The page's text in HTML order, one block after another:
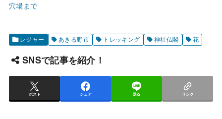
穴場まで
レジャー あきる野市 トレッキング 神社仏閣 花
SNSで記事を紹介！
ポスト シェア 送る リンク